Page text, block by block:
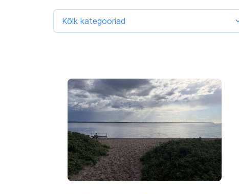
Kõik kategooriad